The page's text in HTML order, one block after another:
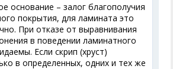
основание – залог благополучия
покрытия, для ламината это
При отказе от выравнивания
в поведении ламинатного
Если скрип (хруст)
в определенных, одних и тех же